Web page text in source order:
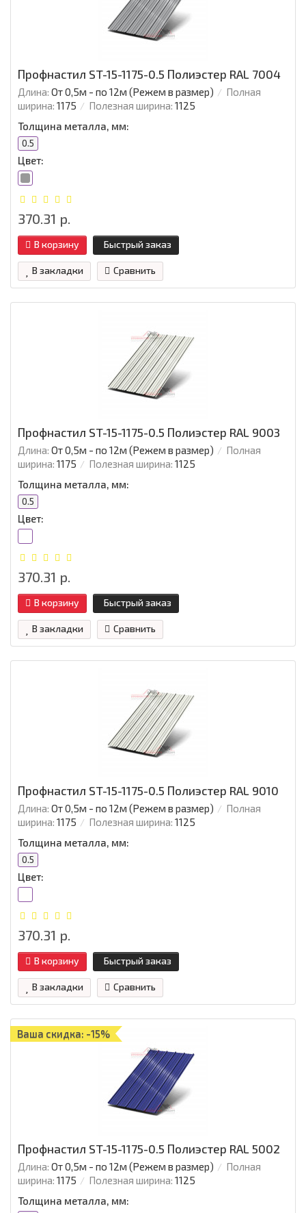
Профнастил ST-15-1175-0.5 Полиэстер RAL 7004
Длина: От 0,5м - по 12м (Режем в размер)
Полная
ширина: 1175 Полезная ширина: 1125
Толщина металла, мм:
0.5
Цвет:
370.31 р.
В корзину Быстрый заказ
В закладки Сравнить
Профнастил ST-15-1175-0.5 Полиэстер RAL 9003
Длина: От 0,5м - по 12м (Режем в размер)
Полная
ширина: 1175 Полезная ширина: 1125
Толщина металла, мм:
0.5
Цвет:
370.31 р.
В корзину Быстрый заказ
В закладки Сравнить
Профнастил ST-15-1175-0.5 Полиэстер RAL 9010
Длина: От 0,5м - по 12м (Режем в размер)
Полная
ширина: 1175 Полезная ширина: 1125
Толщина металла, мм:
0.5
Цвет:
370.31 р.
В корзину Быстрый заказ
В закладки Сравнить
Ваша скидка: -15%
Профнастил ST-15-1175-0.5 Полиэстер RAL 5002
Длина: От 0,5м - по 12м (Режем в размер)
Полная
ширина: 1175 Полезная ширина: 1125
Толщина металла, мм: